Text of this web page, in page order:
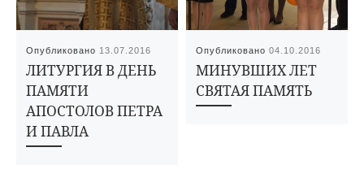
Опубликовано 13.07.2016
ЛИТУРГИЯ В ДЕНЬ
ПАМЯТИ
АПОСТОЛОВ ПЕТРА
И ПАВЛА
Опубликовано04.10.2016
МИНУВШИХ ЛЕТ
СВЯТАЯ ПАМЯТЬ